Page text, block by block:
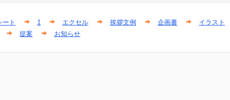
ート 1 エクセル 挨拶文例 企画書
イラスト
提案 お知らせ